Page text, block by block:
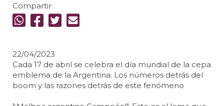
Compartir
22/04/2023
Cada 17 de abril se celebra el día mundial de la cepa
emblema de la Argentina. Los números detrás del
boom y las razones detrás de este fenómeno